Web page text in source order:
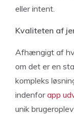
eller intent.
Kvaliteten af
Afhængigt af
om det er en
kompleks
indenforapp
unik